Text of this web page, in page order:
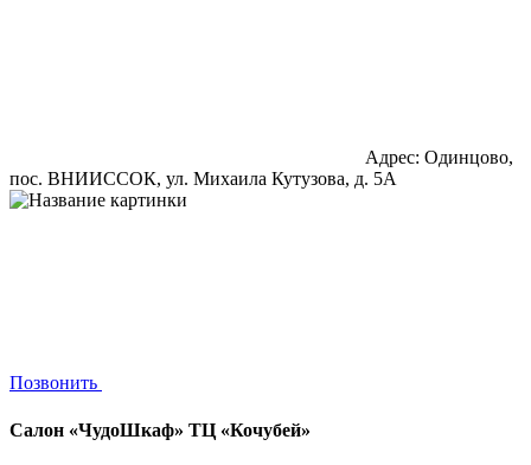
Адрес: Одинцово,
пос. ВНИИССОК, ул. Михаила Кутузова, д. 5А
Позвонить
Салон «ЧудоШкаф» ТЦ «Кочубей»